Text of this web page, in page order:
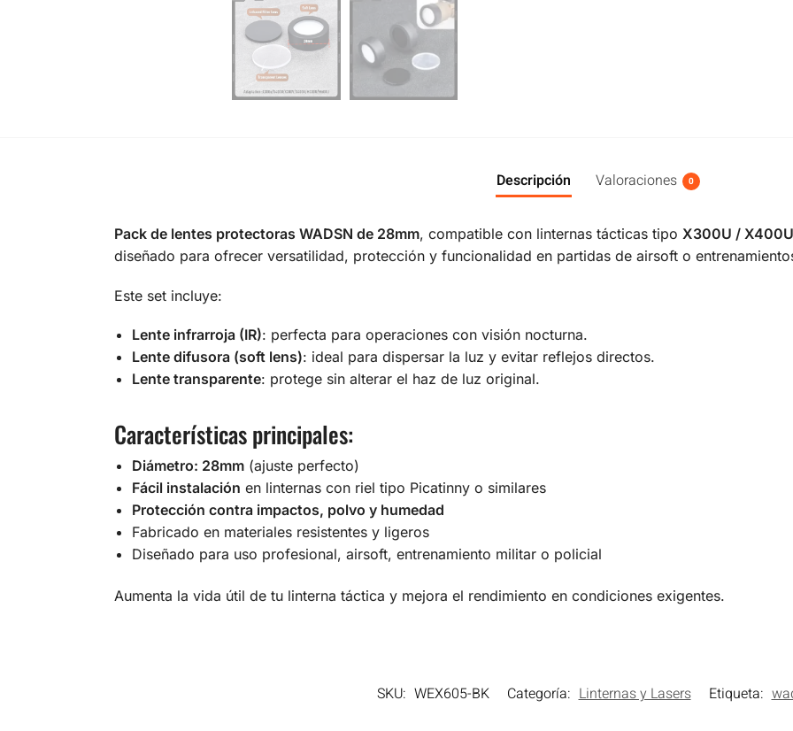
Descripción Valoraciones 0
Pack de lentes protectoras WADSN de 28mm, compatible con linternas tácticas tipo X300U /
diseñado para ofrecer versatilidad, protección y funcionalidad en partidas de airsoft o
Este set incluye:
Lente infrarroja (IR): perfecta para operaciones con visión nocturna.
Lente difusora (soft lens): ideal para dispersar la luz y evitar reflejos directos.
Lente transparente: protege sin alterar el haz de luz original.
Características principales:
Diámetro: 28mm(ajuste perfecto)
Fácil instalación en linternas con riel tipo Picatinny o similares
Protección contra impactos, polvo y humedad
Fabricado en materiales resistentes y ligeros
Diseñado para uso profesional, airsoft, entrenamiento militar o policial
Aumenta la vida útil de tu linterna táctica y mejora el rendimiento en condiciones exigentes.
SKU: WEX605-BK Categoría: Linternas y Lasers Etiqueta: